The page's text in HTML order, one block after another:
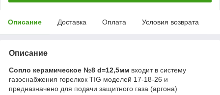
Описание Доставка Оплата Условия возврата
Описание
Сопло керамическое №8 d=12,5мм входит в систему
газоснабжения горелкок TIG моделей 17-18-26 и
предназначено для подачи защитного газа (аргона)